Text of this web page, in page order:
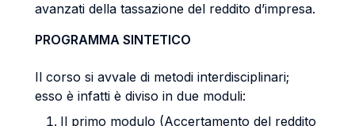
avanzati della tassazione del reddito d’impresa.
PROGRAMMA SINTETICO
Il corso si avvale di metodi interdisciplinari;
esso è infatti è diviso in due moduli:
Il primo modulo (Accertamento del reddito